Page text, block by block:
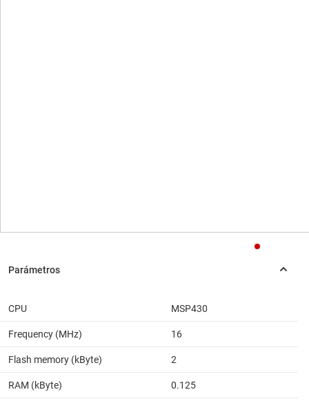
CPU MSP430
Frequency (MHz) 16
Flash memory (kByte) 2
RAM (kByte) 0.125